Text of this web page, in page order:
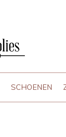
SCHOENEN